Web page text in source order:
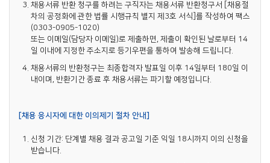
채용서류 반환 청구를 하려는 구직자는 채용서류 반환청구서 [채용절
차의 공정화에 관한 법률 시행규칙 별지 제3호 서식]를 작성하여 팩스
(0303-0905-1020)
또는 이메일(담당자 이메일)로 제출하면, 제출이 확인된 날로부터 14
일 이내에 지정한 주소지로 등기우편을 통하여 발송해 드립니다.
채용서류의 반환청구는 최종합격자 발표일 이후 14일부터 180일 이
내이며, 반환기간 종료 후 채용서류는 파기할 예정입니다.
[채용 응시자에 대한 이의제기 절차 안내]
신청 기간: 단계별 채용 결과 공고일 기준 익일 18시까지 이의 신청을
받습니다.